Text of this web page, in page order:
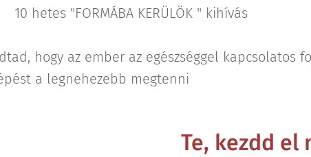
hetes "FORMÁBA KERÜLÖK " kihívás❗️❗️❗️
hogy az ember az egészséggel
a legnehezebb megtenni❓
Te, kezdd el